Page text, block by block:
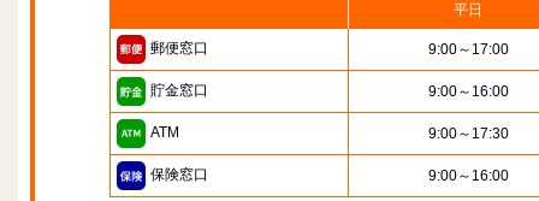
平日
郵便窓口 9:00～17:00
貯金窓口 9:00～16:00
ATM 9:00～17:30
保険窓口 9:00～16:00